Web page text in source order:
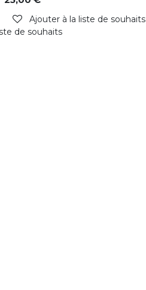
de souhaits
Ajouter à la liste de souhaits